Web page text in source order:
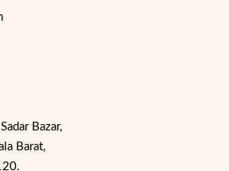
Bazar,
Barat,